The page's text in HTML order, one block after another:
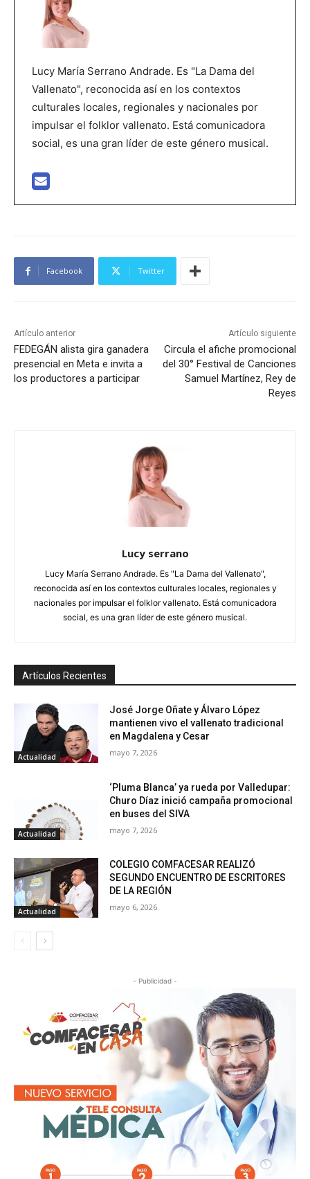
Lucy María Serrano Andrade. Es "La Dama del
Vallenato", reconocida así en los contextos
culturales locales, regionales y nacionales por
impulsar el folklor vallenato. Está comunicadora
social, es una gran líder de este género musical.
Facebook Twitter
Artículo anterior
FEDEGÁN alista gira ganadera
presencial en Meta e invita a
los productores a participar
Artículo siguiente
Circula el afiche promocional
del 30° Festival de Canciones
Samuel Martínez, Rey de
Reyes
Lucy serrano
Lucy María Serrano Andrade. Es "La Dama del Vallenato",
reconocida así en los contextos culturales locales, regionales y
nacionales por impulsar el folklor vallenato. Está comunicadora
social, es una gran líder de este género musical.
Artículos Recientes
Actualidad
José Jorge Oñate y Álvaro López
mantienen vivo el vallenato tradicional
en Magdalena y Cesar
mayo 7, 2026
Actualidad
‘Pluma Blanca’ ya rueda por Valledupar:
Churo Díaz inició campaña promocional
en buses del SIVA
mayo 7, 2026
Actualidad
COLEGIO COMFACESAR REALIZÓ
SEGUNDO ENCUENTRO DE ESCRITORES
DE LA REGIÓN
mayo 6, 2026
- Publicidad -